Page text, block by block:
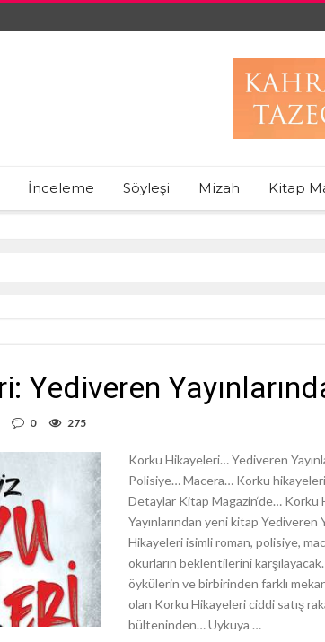
İnceleme Söyleşi Mizah Kitap
Yediveren
0 275
Korku Hikayeleri… Yediveren
Polisiye… Macera… Korku
Detaylar Kitap Magazin‘de… Korku
Yayınlarından yeni kitap Yediveren
Hikayeleri isimli roman, polisiye,
okurların beklentilerini
öykülerin ve birbirinden farklı
olan Korku Hikayeleri ciddi satış
bülteninden… Uykuya …